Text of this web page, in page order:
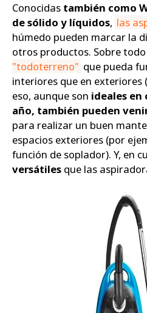
Conocidas también como
de sólido y líquidos, las
húmedo pueden marcar la
otros productos. Sobre
"todoterreno" que pueda
interiores que en
eso, aunque son ideales en
año, también pueden
para realizar un buen
espacios exteriores (por
función de soplador). Y, en
versátiles que las